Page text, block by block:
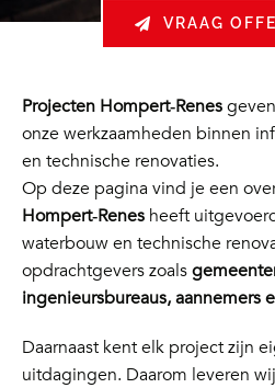
VRAAG
Projecten Hompert‑Renes
onze werkzaamheden binnen
en technische renovaties.
Op deze pagina vind je een
Hompert‑Renesheeft
waterbouw en technische
opdrachtgevers zoals
ingenieursbureaus, aannemers
Daarnaast kent elk project zijn
uitdagingen. Daarom leveren